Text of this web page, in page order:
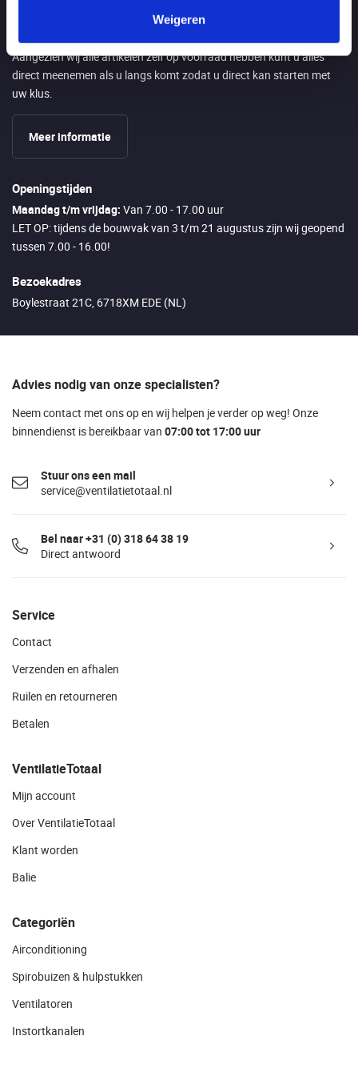
Weigeren
Aangezien wij alle artikelen zelf op voorraad hebben kunt u alles
direct meenemen als u langs komt zodat u direct kan starten met
uw klus.
Meer informatie
Openingstijden
Maandag t/m vrijdag: Van 7.00 - 17.00 uur
LET OP: tijdens de bouwvak van 3 t/m 21 augustus zijn wij geopend
tussen 7.00 - 16.00!
Bezoekadres
Boylestraat 21C, 6718XM EDE (NL)
Advies nodig van onze specialisten?
Neem contact met ons op en wij helpen je verder op weg! Onze
binnendienst is bereikbaar van 07:00 tot 17:00 uur
Stuur ons een mail
service@ventilatietotaal.nl
Bel naar +31 (0) 318 64 38 19
Direct antwoord
Service
Contact
Verzenden en afhalen
Ruilen en retourneren
Betalen
VentilatieTotaal
Mijn account
Over VentilatieTotaal
Klant worden
Balie
Categoriën
Airconditioning
Spirobuizen & hulpstukken
Ventilatoren
Instortkanalen